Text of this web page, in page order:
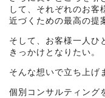
して、それぞれのお客
近づくための最高の提
そして、お客様一人ひ
きっかけとなりたい。
そんな想いで立ち上げ
個別コンサルティング